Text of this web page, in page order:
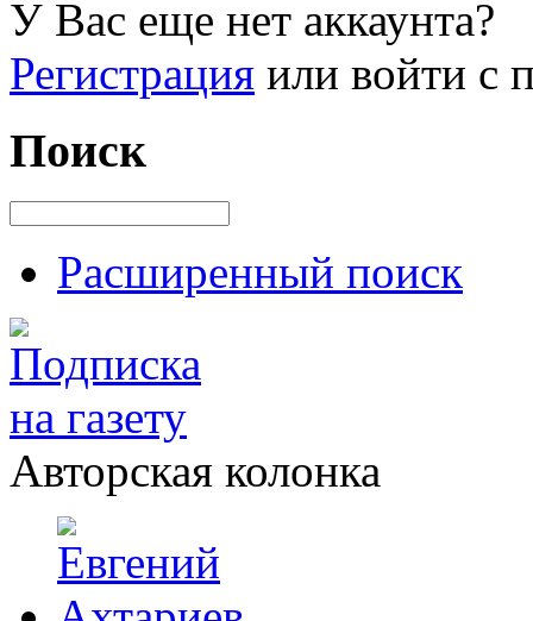
У Вас еще нет аккаунта?
Регистрация или войти с
Поиск
Расширенный поиск
Авторская колонка